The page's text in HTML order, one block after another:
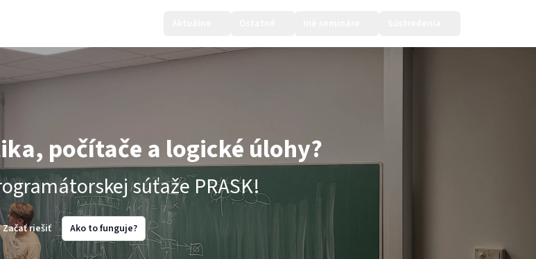
počítače a logické úlohy?
súťaže PRASK!
Začať riešiť Ako to funguje?